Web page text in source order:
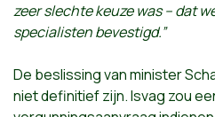
zeer slechte keuze was – dat
specialisten bevestigd.”
De beslissing van minister
niet definitief zijn. Isvag zou